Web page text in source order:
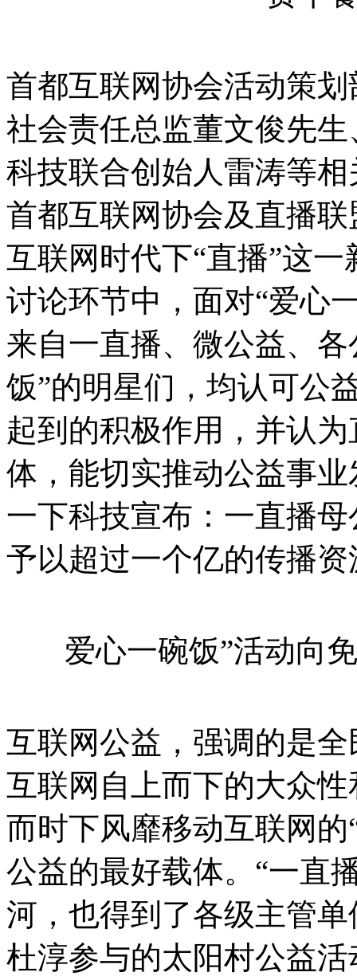
首都互联网协会活动策
社会责任总监董文俊先
科技联合创始人雷涛等
首都互联网协会及直播
互联网时代下“直播”这
讨论环节中，面对“爱心
来自一直播、微公益、
饭”的明星们，均认可公
起到的积极作用，并认
体，能切实推动公益事
一下科技宣布：一直播
予以超过一个亿的传播
爱心一碗饭”活动向
互联网公益，强调的是
互联网自上而下的大众
而时下风靡移动互联网
公益的最好载体。“一直
河，也得到了各级主管
杜淳参与的太阳村公益活